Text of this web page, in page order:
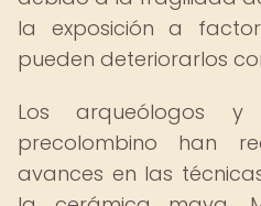
la exposición a
pueden deteriorarlos
Los arqueólogos
precolombino han
avances en las